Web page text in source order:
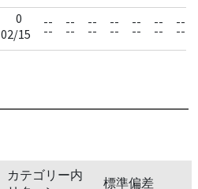
0
02/15
--
--
--
--
--
--
--
--
--
--
--
--
--
--
カテゴリー内
標準偏差